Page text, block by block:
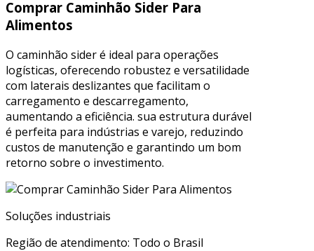
Comprar Caminhão Sider Para
Alimentos
O caminhão sider é ideal para operações
logísticas, oferecendo robustez e versatilidade
com laterais deslizantes que facilitam o
carregamento e descarregamento,
aumentando a eficiência. sua estrutura durável
é perfeita para indústrias e varejo, reduzindo
custos de manutenção e garantindo um bom
retorno sobre o investimento.
Soluções industriais
Região de atendimento: Todo o Brasil